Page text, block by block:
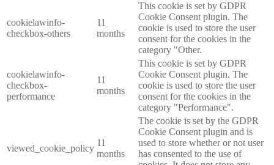
cookielawinfo-
checkbox-others
11
months
This cookie is set by GDPR
Cookie Consent plugin. The
cookie is used to store the user
consent for the cookies in the
category "Other.
cookielawinfo-
checkbox-
performance
11
months
This cookie is set by GDPR
Cookie Consent plugin. The
cookie is used to store the user
consent for the cookies in the
category "Performance".
viewed_cookie_policy
11
months
The cookie is set by the GDPR
Cookie Consent plugin and is
used to store whether or not user
has consented to the use of